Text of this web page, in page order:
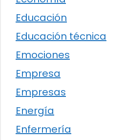
Educación
Educación técnica
Emociones
Empresa
Empresas
Energía
Enfermería